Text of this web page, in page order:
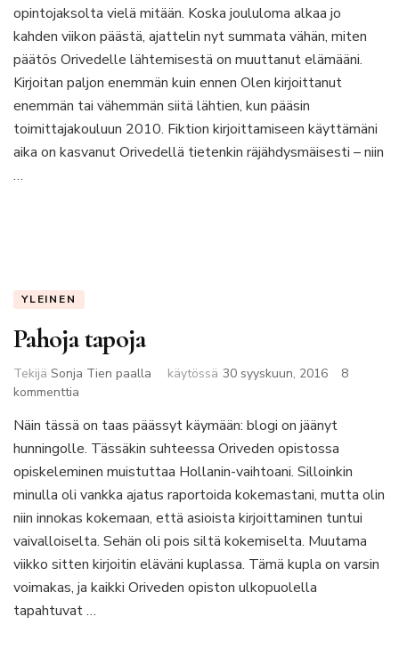
on
muuttunut
muutettuani?
opintojaksolta vielä mitään. Koska joululoma alkaa jo
kahden viikon päästä, ajattelin nyt summata vähän, miten
päätös Orivedelle lähtemisestä on muuttanut elämääni.
Kirjoitan paljon enemmän kuin ennen Olen kirjoittanut
enemmän tai vähemmän siitä lähtien, kun pääsin
toimittajakouluun 2010. Fiktion kirjoittamiseen käyttämäni
aika on kasvanut Orivedellä tietenkin räjähdysmäisesti – niin
…
YLEINEN
Pahoja tapoja
Tekijä Sonja Tien paalla käytössä 30 syyskuun, 2016
8
kommenttia
tapoja
Näin tässä on taas päässyt käymään: blogi on jäänyt
hunningolle. Tässäkin suhteessa Oriveden opistossa
opiskeleminen muistuttaa Hollanin-vaihtoani. Silloinkin
minulla oli vankka ajatus raportoida kokemastani, mutta olin
niin innokas kokemaan, että asioista kirjoittaminen tuntui
vaivalloiselta. Sehän oli pois siltä kokemiselta. Muutama
viikko sitten kirjoitin eläväni kuplassa. Tämä kupla on varsin
voimakas, ja kaikki Oriveden opiston ulkopuolella
tapahtuvat …